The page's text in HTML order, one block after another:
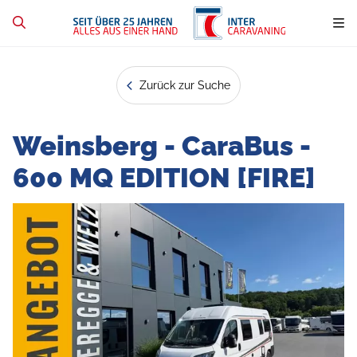
Zurück zur Suche
Weinsberg - CaraBus -
600 MQ EDITION [FIRE]